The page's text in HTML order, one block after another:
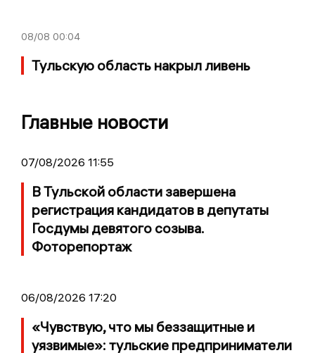
08/08 00:04
Тульскую область накрыл ливень
Главные новости
07/08/2026 11:55
В Тульской области завершена
регистрация кандидатов в депутаты
Госдумы девятого созыва.
Фоторепортаж
06/08/2026 17:20
«Чувствую, что мы беззащитные и
уязвимые»: тульские предприниматели